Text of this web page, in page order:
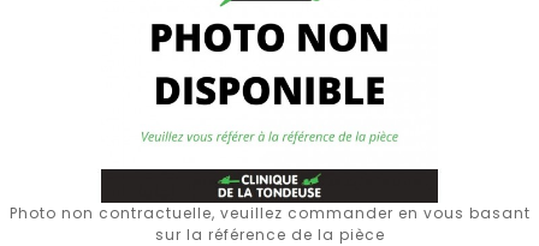
Photo non contractuelle, veuillez commander en vous basant
sur la référence de la pièce